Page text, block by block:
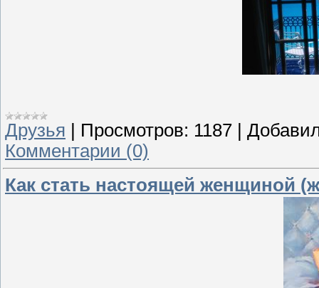
Друзья Просмотров: 1187
Комментарии (0)
Как стать настоящей женщиной